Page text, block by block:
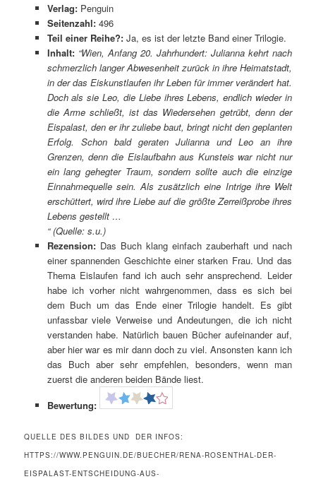
Verlag:Penguin
Seitenzahl: 496
Teil einer Reihe?: Ja, es ist der letzte Band einer Trilogie.
Inhalt: “Wien, Anfang 20. Jahrhundert: Julianna kehrt nach
schmerzlich langer Abwesenheit zurück in ihre Heimatstadt,
in der das Eiskunstlaufen ihr Leben für immer verändert hat.
Doch als sie Leo, die Liebe ihres Lebens, endlich wieder in
die Arme schließt, ist das Wiedersehen getrübt, denn der
Eispalast, den er ihr zuliebe baut, bringt nicht den geplanten
Erfolg. Schon bald geraten Julianna und Leo an ihre
Grenzen, denn die Eislaufbahn aus Kunsteis war nicht nur
ein lang gehegter Traum, sondern sollte auch die einzige
Einnahmequelle sein. Als zusätzlich eine Intrige ihre Welt
erschüttert, wird ihre Liebe auf die größte Zerreißprobe ihres
Lebens gestellt …
“ (Quelle: s.u.)
Rezension: Das Buch klang einfach zauberhaft und nach
einer spannenden Geschichte einer starken Frau. Und das
Thema Eislaufen fand ich auch sehr ansprechend. Leider
habe ich vorher nicht wahrgenommen, dass es sich bei
dem Buch um das Ende einer Trilogie handelt. Es gibt
unfassbar viele Verweise und Andeutungen, die ich nicht
verstanden habe. Natürlich bauen Bücher aufeinander auf,
aber hier war es mir dann doch zu viel. Ansonsten kann ich
das Buch aber sehr empfehlen, besonders, wenn man
zuerst die anderen beiden Bände liest.
Bewertung:
QUELLE DES BILDES UND DER INFOS:
HTTPS://WWW.PENGUIN.DE/BUECHER/RENA-ROSENTHAL-DER-
EISPALAST-ENTSCHEIDUNG-AUS-